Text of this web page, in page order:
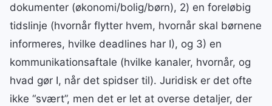
dokumenter (økonomi/bolig/børn), 2) en foreløbig
tidslinje (hvornår flytter hvem, hvornår skal børnene
informeres, hvilke deadlines har I), og 3) en
kommunikationsaftale (hvilke kanaler, hvornår, og
hvad gør I, når det spidser til). Juridisk er det ofte
ikke “svært”, men det er let at overse detaljer, der